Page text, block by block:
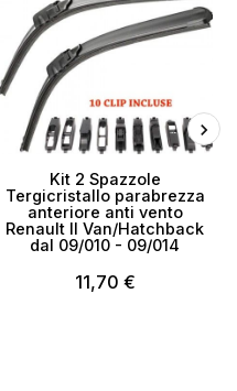
Kit 2 Spazzole
Tergicristallo parabrezza
anteriore anti vento
Renault II Van/Hatchback
dal 09/010 - 09/014
11,70 €